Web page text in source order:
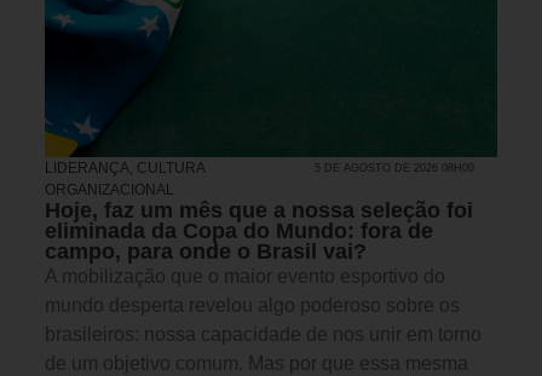
LIDERANÇA, CULTURA
ORGANIZACIONAL
5 DE AGOSTO DE 2026 08H00
Hoje, faz um mês que a nossa seleção foi
eliminada da Copa do Mundo: fora de
campo, para onde o Brasil vai?
A mobilização que o maior evento esportivo do
mundo desperta revelou algo poderoso sobre os
brasileiros: nossa capacidade de nos unir em torno
de um objetivo comum. Mas por que essa mesma